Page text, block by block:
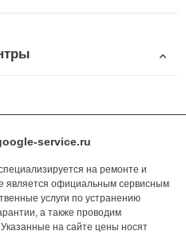
service.ru
на ремонте и
является официальным сервисным
услуги по устранению
а также проводим
Указанные на сайте цены носят